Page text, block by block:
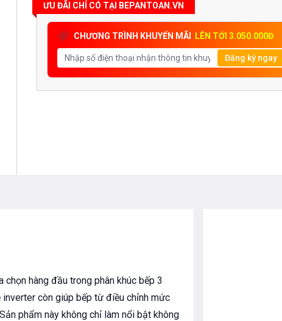
ƯU ĐÃI CHỈ CÓ TẠI BEPANTOAN.VN
CHƯƠNG TRÌNH KHUYẾN MÃI LÊN TỚI 3.050.000Đ
Đăng ký ngay
hàng đầu trong phân khúc bếp 3
inverter còn giúp bếp từ điều chỉnh mức
phẩm này không chỉ làm nổi bật không